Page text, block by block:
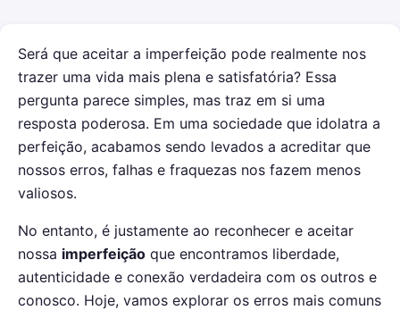
Será que aceitar a imperfeição pode realmente nos
trazer uma vida mais plena e satisfatória? Essa
pergunta parece simples, mas traz em si uma
resposta poderosa. Em uma sociedade que idolatra a
perfeição, acabamos sendo levados a acreditar que
nossos erros, falhas e fraquezas nos fazem menos
valiosos.
No entanto, é justamente ao reconhecer e aceitar
nossa imperfeição que encontramos liberdade,
autenticidade e conexão verdadeira com os outros e
conosco. Hoje, vamos explorar os erros mais comuns